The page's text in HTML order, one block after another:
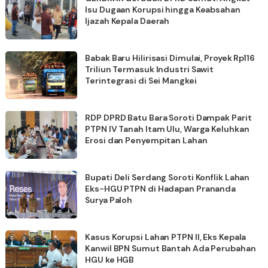
Isu Dugaan Korupsi hingga Keabsahan
Ijazah Kepala Daerah
Babak Baru Hilirisasi Dimulai, Proyek Rp116
Triliun Termasuk Industri Sawit
Terintegrasi di Sei Mangkei
RDP DPRD Batu Bara Soroti Dampak Parit
PTPN IV Tanah Itam Ulu, Warga Keluhkan
Erosi dan Penyempitan Lahan
Bupati Deli Serdang Soroti Konflik Lahan
Eks-HGU PTPN di Hadapan Prananda
Surya Paloh
Kasus Korupsi Lahan PTPN II, Eks Kepala
Kanwil BPN Sumut Bantah Ada Perubahan
HGU ke HGB